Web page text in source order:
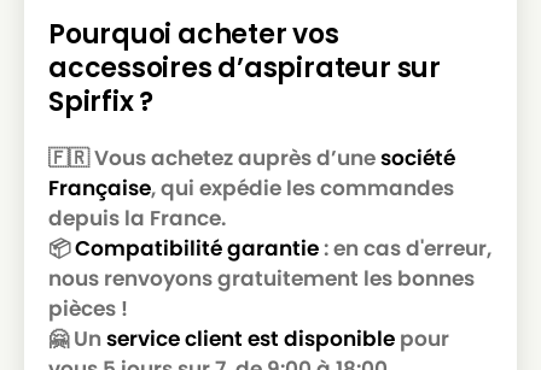
MIELE
MIELE S4758
MIELE
MIELE S4759
MIELE
MIELE
MIELE S4761
MIELE
MIELE S4762
MIELE
MIELE S4763
MIELE
MIELE
MIELE S4765
Pourquoi acheter vos
accessoires d’aspirateur sur
Spirfix ?
🇫🇷 Vous achetez auprès d’unesociété
Française, qui expédie les commandes
depuis la France.
📦Compatibilité garantie: en cas d'erreur,
nous renvoyons gratuitement les bonnes
pièces !
🤗 Un service client est disponible pour